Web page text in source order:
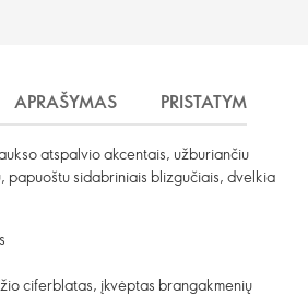
APRAŠYMAS PRISTATYMAS
atspalvio akcentais, užburiančiu
papuoštu sidabriniais blizgučiais, dvelkia
ciferblatas, įkvėptas brangakmenių